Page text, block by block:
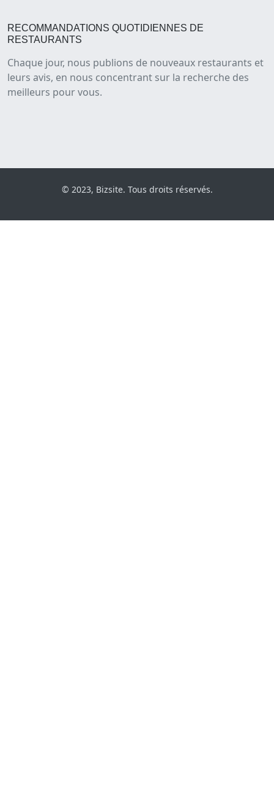
RECOMMANDATIONS QUOTIDIENNES DE
RESTAURANTS
Chaque jour, nous publions de nouveaux restaurants et
leurs avis, en nous concentrant sur la recherche des
meilleurs pour vous.
© 2023, Bizsite. Tous droits réservés.